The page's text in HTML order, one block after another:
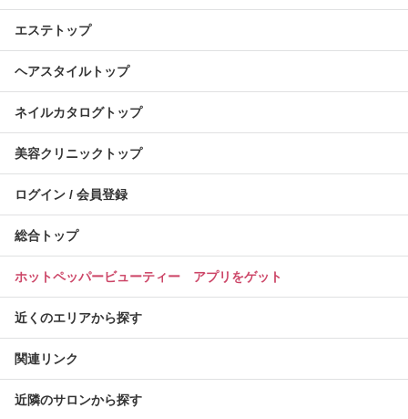
エステトップ
ヘアスタイルトップ
ネイルカタログトップ
美容クリニックトップ
ログイン / 会員登録
総合トップ
ホットペッパービューティー アプリをゲット
近くのエリアから探す
関連リンク
近隣のサロンから探す